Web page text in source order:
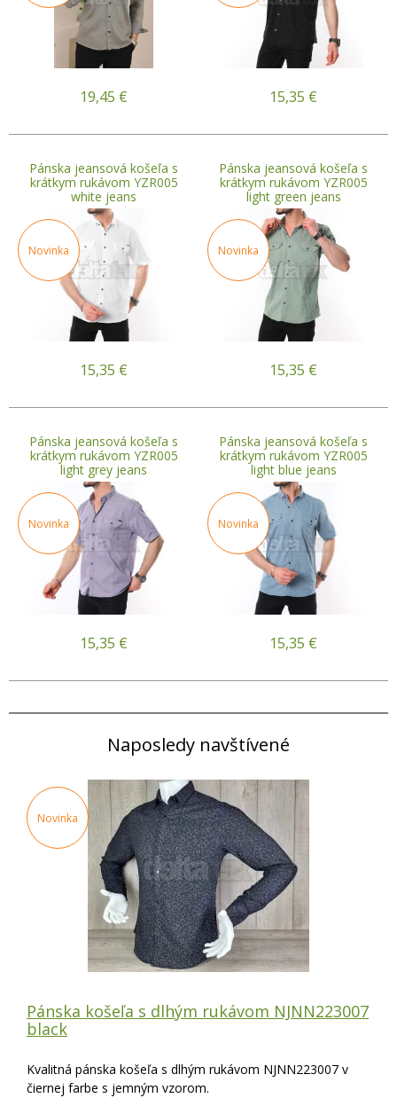
19,45 € 15,35 €
Pánska jeansová košeľa s
krátkym rukávom YZR005
white jeans
Novinka
15,35 €
Pánska jeansová košeľa s
krátkym rukávom YZR005
light green jeans
Novinka
15,35 €
Pánska jeansová košeľa s
krátkym rukávom YZR005
light grey jeans
Novinka
15,35 €
Pánska jeansová košeľa s
krátkym rukávom YZR005
light blue jeans
Novinka
15,35 €
Naposledy navštívené
Novinka
Pánska košeľa s dlhým rukávom NJNN223007
black
Kvalitná pánska košeľa s dlhým rukávom NJNN223007 v
čiernej farbe s jemným vzorom.